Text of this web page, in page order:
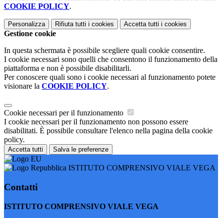
COOKIE POLICY.
Personalizza Rifiuta tutti i cookies Accetta tutti i cookies
Gestione cookie
In questa schermata è possibile scegliere quali cookie consentire.
I cookie necessari sono quelli che consentono il funzionamento della
piattaforma e non è possibile disabilitarli.
Per conoscere quali sono i cookie necessari al funzionamento potete
visionare la COOKIE POLICY.
Cookie necessari per il funzionamento
I cookie necessari per il funzionamento non possono essere
disabilitati. È possibile consultare l'elenco nella pagina della cookie
policy.
Accetta tutti Salva le preferenze
ISTITUTO COMPRENSIVO VIALE VEGA
Contatti
ISTITUTO COMPRENSIVO VIALE VEGA